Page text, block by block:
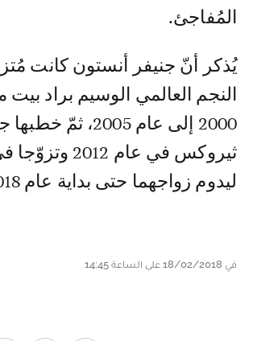
المُفاجئ.
يُذكر أنّ جنيفر أنستون كانت
النجم العالمي الوسيم براد بيت
2000 إلى عام 2005، ثمّ
ليدوم زواجهما حتى بداية عام 2018.
في 18/02/2018 على الساعة 14:45